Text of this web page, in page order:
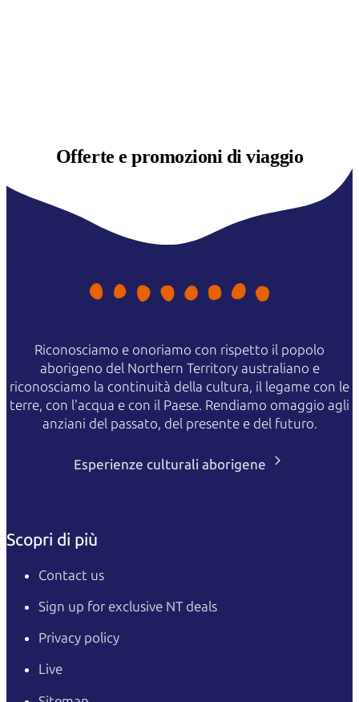
Offerte epromozioni di viaggio
Riconosciamo e onoriamo con rispetto il popolo
aborigeno del Northern Territory australiano e
riconosciamo la continuità della cultura, il legame con le
terre, con l'acqua e con il Paese. Rendiamo omaggio agli
anziani del passato, del presente e del futuro.
Esperienze culturali aborigene
Scopri di più
Contact us
Sign up for exclusive NT deals
Privacy policy
Live